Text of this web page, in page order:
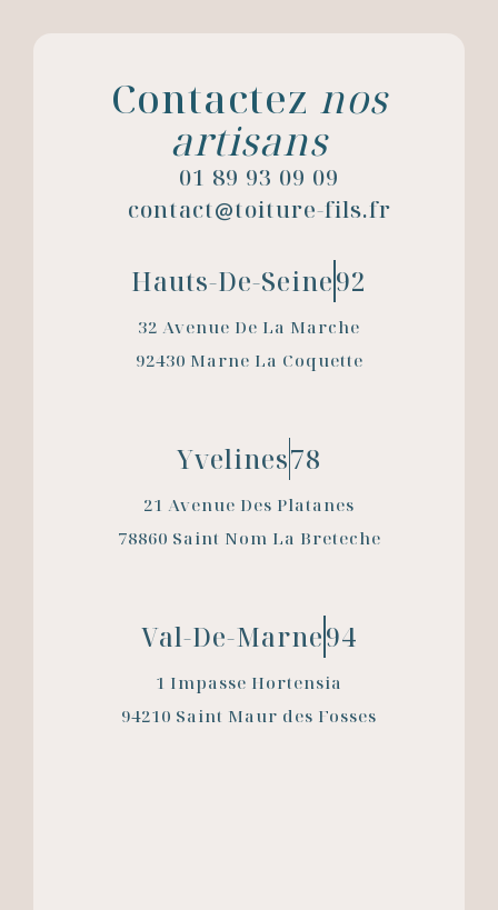
Contactez nos
artisans
01 89 93 09 09
contact@toiture-fils.fr
Hauts-De-Seine92
32 Avenue De La Marche
92430 Marne La Coquette
Yvelines78
21 Avenue Des Platanes
78860 Saint Nom La Breteche
Val-De-Marne94
1 Impasse Hortensia
94210 Saint Maur des Fosses